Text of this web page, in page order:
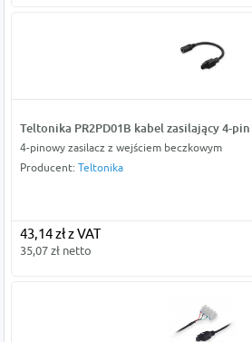
Teltonika PR2PD01B kabel zasilający 4-
4-pinowy zasilacz z wejściem beczkowym
Producent: Teltonika
43,14 zł z VAT
35,07 zł netto